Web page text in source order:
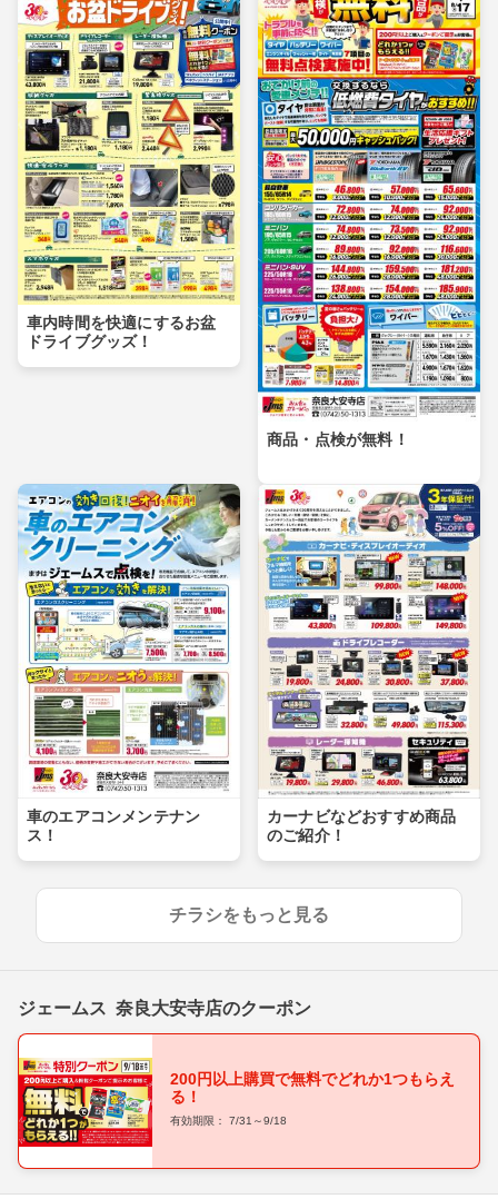
車内時間を快適にするお盆
ドライブグッズ！
商品・点検が無料！
車のエアコンメンテナン
ス！
カーナビなどおすすめ商品
のご紹介！
チラシをもっと見る
ジェームス 奈良大安寺店のクーポン
200円以上購買で無料でどれか1つもらえ
る！
有効期限： 7/31～9/18